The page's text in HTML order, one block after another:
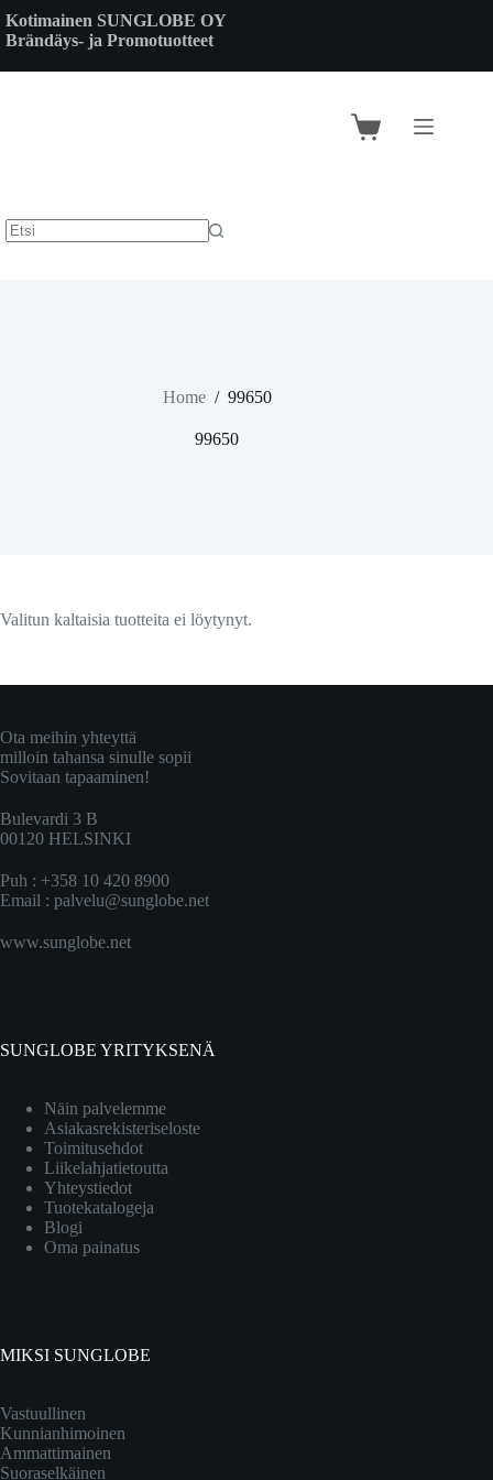
to
content
Kotimainen SUNGLOBE OY
Brändäys- ja Promotuotteet
Shopping
Home / 99650
99650
Valitun kaltaisia tuotteita ei löytynyt.
Ota meihin yhteyttä
milloin tahansa sinulle sopii
Sovitaan tapaaminen!
Bulevardi 3 B
00120 HELSINKI
Puh : +358 10 420 8900
Email : palvelu@sunglobe.net
www.sunglobe.net
SUNGLOBE YRITYKSENÄ
Näin palvelemme
Asiakasrekisteriseloste
Toimitusehdot
Liikelahjatietoutta
Yhteystiedot
Tuotekatalogeja
Blogi
Oma painatus
MIKSI SUNGLOBE
Vastuullinen
Kunnianhimoinen
Ammattimainen
Suoraselkäinen